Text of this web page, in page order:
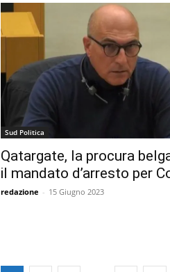
Sud Politica
Qatargate, la procura
il mandato d’arresto per
redazione - 15 Giugno 2023